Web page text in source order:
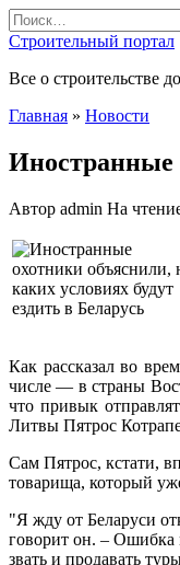
Перейти
к
содержанию
Search
for:
Строительный портал
Все о строительстве
Главная » Новости
Иностранные
Автор admin На
Как рассказал во
числе — в страны
что привык
Литвы Пятрос
Сам Пятрос, кстати,
товарища, который
"Я жду от Беларуси
говорит он. – Ошибка
звать и продавать